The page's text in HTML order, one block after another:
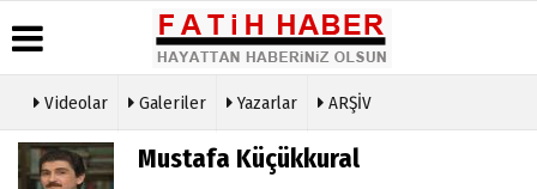
Haber
Arşivi
Biyografiler
Köşe
Yazarları
Videolar Galeriler Yazarlar ARŞİV
Mustafa Küçükkural